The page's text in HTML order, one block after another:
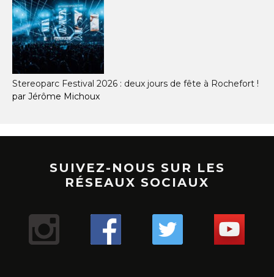
Stereoparc Festival 2026 : deux jours de fête à Rochefort !
par Jérôme Michoux
SUIVEZ-NOUS SUR LES
RÉSEAUX SOCIAUX